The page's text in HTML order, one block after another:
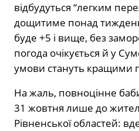
відбудуться “легким
дощитиме понад
буде +5 і вище, без
погода очікується й у
умови стануть кращими
На жаль, повноцінне
31 жовтня лише до
Рівненської областей: